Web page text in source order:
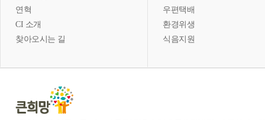
연혁
CI 소개
찾아오시는 길
우편택배
환경위생
식음지원